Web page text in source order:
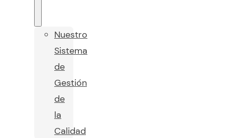
Nuestro
Sistema
de
Gestión
de
la
Calidad